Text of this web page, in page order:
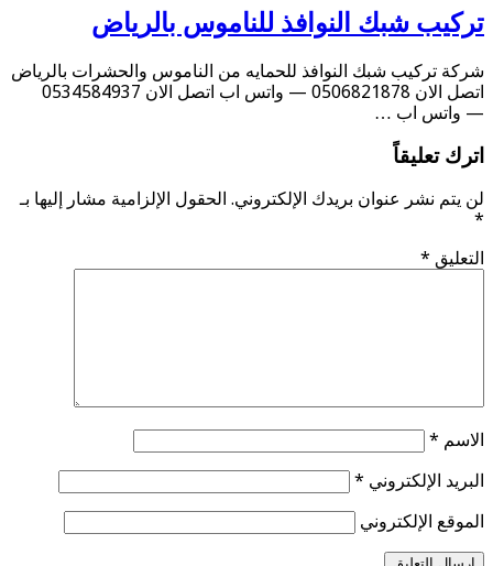
تركيب شبك النوافذ للناموس بالرياض
شركة تركيب شبك النوافذ للحمايه من الناموس والحشرات بالرياض
اتصل الان 0506821878 — واتس اب اتصل الان 0534584937
— واتس اب …
اترك تعليقاً
لن يتم نشر عنوان بريدك الإلكتروني. الحقول الإلزامية مشار إليها بـ
*
التعليق *
الاسم *
البريد الإلكتروني *
الموقع الإلكتروني